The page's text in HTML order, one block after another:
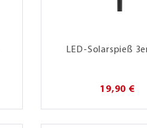
LED-Solarspieß
19,90 €